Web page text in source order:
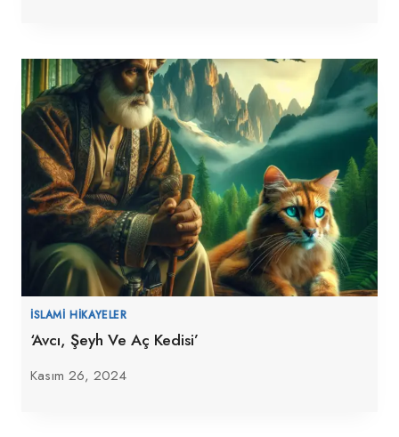
İSLAMI HIKAYELER
‘Avcı, Şeyh Ve Aç Kedisi’
Kasım 26, 2024